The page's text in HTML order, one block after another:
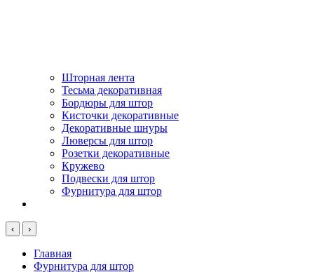
Шторная лента
Тесьма декоративная
Бордюры для штор
Кисточки декоративные
Декоративные шнуры
Люверсы для штор
Розетки декоративные
Кружево
Подвески для штор
Фурнитура для штор
‹ ›
Главная
Фурнитура для штор